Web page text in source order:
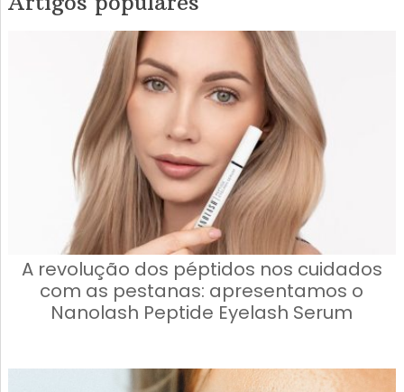
A revolução dos péptidos nos cuidados
com as pestanas: apresentamos o
Nanolash Peptide Eyelash Serum